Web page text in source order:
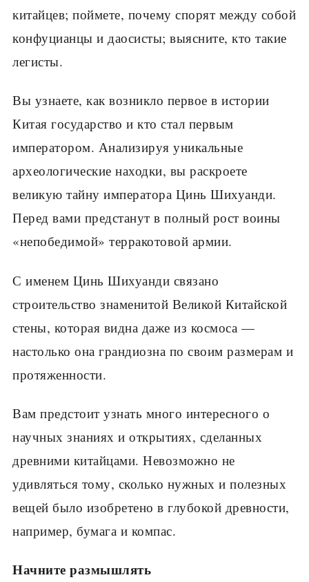
китайцев; поймете, почему спо­рят между собой
конфуцианцы и даосисты; выясните, кто такие
легисты.
Вы узнаете, как возникло первое в истории
Китая государство и кто стал пер­вым
императором. Анализируя уникальные
археологические находки, вы рас­кроете
великую тайну императора Цинь Шихуанди.
Перед вами предстанут в полный рост воины
«непобедимой» терракотовой армии.
С именем Цинь Шихуанди связано
строительство знаменитой Великой Китай­ской
стены, которая видна даже из космоса —
настолько она грандиозна по своим размерам и
протяженности.
Вам предстоит узнать много интересного о
научных знаниях и открытиях, сде­ланных
древними китайцами. Невозможно не
удивляться тому, сколько нужных и по­лезных
вещей было изобретено в глубокой древности,
например, бумага и компас.
Начните размышлять